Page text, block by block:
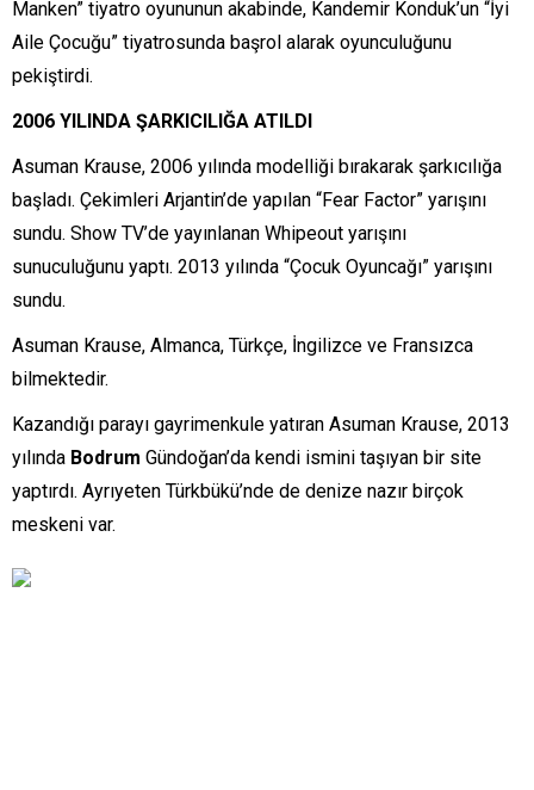
Manken” tiyatro oyununun akabinde, Kandemir Konduk’un “İyi
Aile Çocuğu” tiyatrosunda başrol alarak oyunculuğunu
pekiştirdi.
2006 YILINDA ŞARKICILIĞA ATILDI
Asuman Krause, 2006 yılında modelliği bırakarak şarkıcılığa
başladı. Çekimleri Arjantin’de yapılan “Fear Factor” yarışını
sundu. Show TV’de yayınlanan Whipeout yarışını
sunuculuğunu yaptı. 2013 yılında “Çocuk Oyuncağı” yarışını
sundu.
Asuman Krause, Almanca, Türkçe, İngilizce ve Fransızca
bilmektedir.
Kazandığı parayı gayrimenkule yatıran Asuman Krause, 2013
yılında Bodrum Gündoğan’da kendi ismini taşıyan bir site
yaptırdı. Ayrıyeten Türkbükü’nde de denize nazır birçok
meskeni var.